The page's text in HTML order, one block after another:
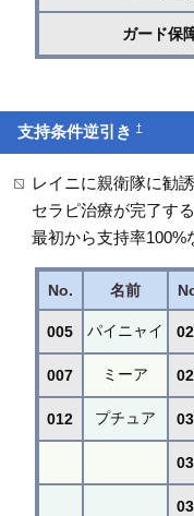
ガード保
支持条件逆引き†
レイニに親衛隊に勧
セラピ治療が完了す
最初から支持率100%
No. 名前
005 パイニャイ
007 ミーア
012 プチュア